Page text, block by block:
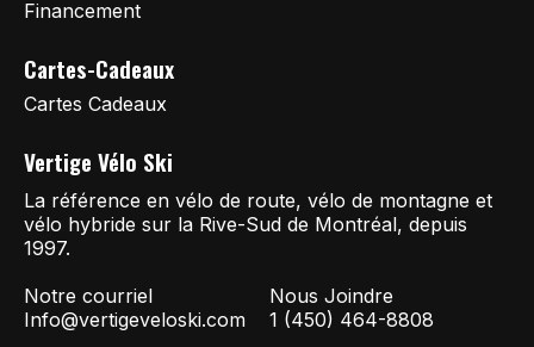
Financement
Cartes-Cadeaux
Cartes Cadeaux
Vertige Vélo Ski
La référence en vélo de route, vélo de montagne et
vélo hybride sur la Rive-Sud de Montréal, depuis
1997.
Notre courriel
Info@vertigeveloski.com
Nous Joindre
1 (450) 464-8808